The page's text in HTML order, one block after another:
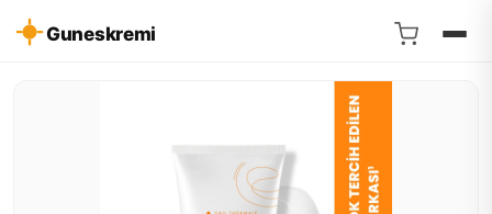
Guneskremi